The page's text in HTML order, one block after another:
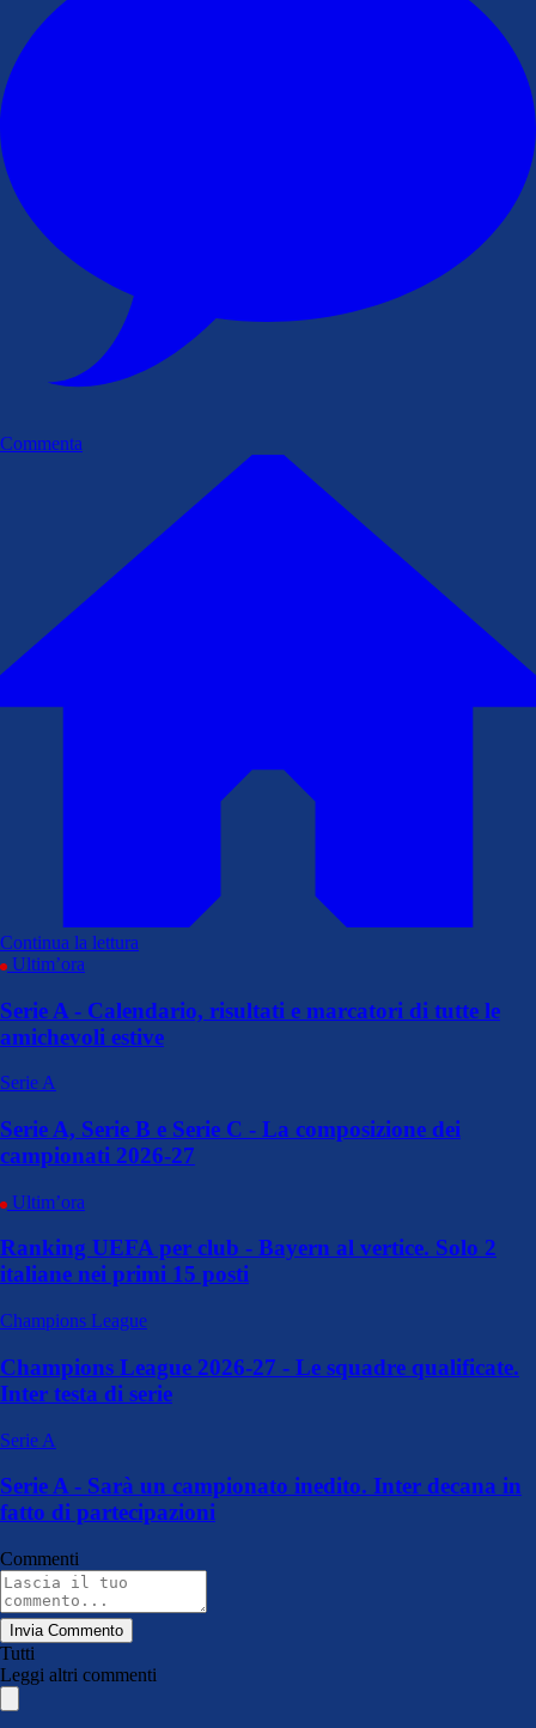
Commenta
Continua la lettura
Ultim’ora
Serie A - Calendario, risultati e marcatori di tutte le
amichevoli estive
Serie A
Serie A, Serie B e Serie C - La composizione dei
campionati 2026-27
Ultim’ora
Ranking UEFA per club - Bayern al vertice. Solo 2
italiane nei primi 15 posti
Champions League
Champions League 2026-27 - Le squadre qualificate.
Inter testa di serie
Serie A
Serie A - Sarà un campionato inedito. Inter decana in
fatto di partecipazioni
Commenti
Invia Commento
Tutti
Leggi altri commenti